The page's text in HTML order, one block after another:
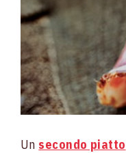
Un secondo piatto